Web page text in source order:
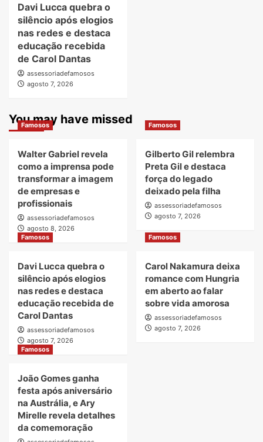
Davi Lucca quebra o
silêncio após elogios
nas redes e destaca
educação recebida
de Carol Dantas
assessoriadefamosos
agosto 7, 2026
You may have missed
Famosos
Walter Gabriel revela
como a imprensa pode
transformar a imagem
de empresas e
profissionais
assessoriadefamosos
agosto 8, 2026
Famosos
Gilberto Gil relembra
Preta Gil e destaca
força do legado
deixado pela filha
assessoriadefamosos
agosto 7, 2026
Famosos
Davi Lucca quebra o
silêncio após elogios
nas redes e destaca
educação recebida de
Carol Dantas
assessoriadefamosos
agosto 7, 2026
Famosos
Carol Nakamura deixa
romance com Hungria
em aberto ao falar
sobre vida amorosa
assessoriadefamosos
agosto 7, 2026
Famosos
João Gomes ganha
festa após aniversário
na Austrália, e Ary
Mirelle revela detalhes
da comemoração